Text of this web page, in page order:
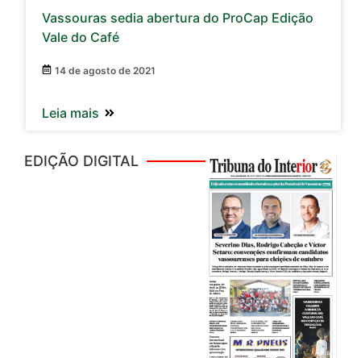
Vassouras sedia abertura do ProCap Edição
Vale do Café
14 de agosto de 2021
Leia mais
EDIÇÃO DIGITAL